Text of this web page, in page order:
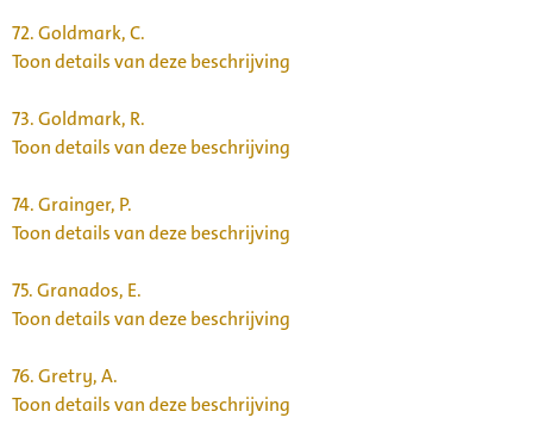
72.Goldmark, C.
Toon details van deze beschrijving
73.Goldmark, R.
Toon details van deze beschrijving
74.Grainger, P.
Toon details van deze beschrijving
75.Granados, E.
Toon details van deze beschrijving
76.Gretry, A.
Toon details van deze beschrijving